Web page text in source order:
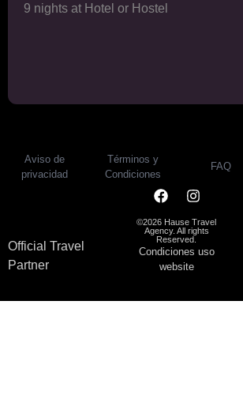
9 nights at Hotel or Hostel
Aviso de
privacidad
Términos y
Condiciones
FAQ
Official Travel
Partner
©2026 Hause Travel
Agency. All rights
Reserved.
Condiciones uso
website